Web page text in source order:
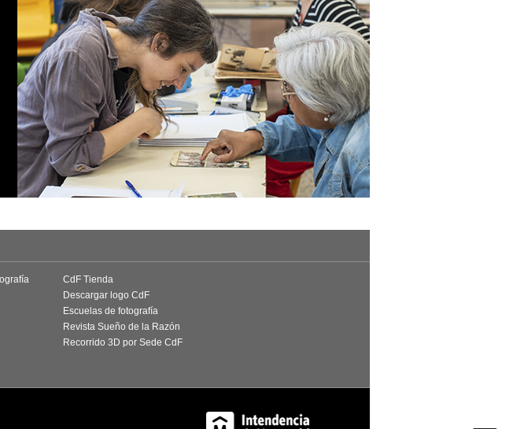
CdF Tienda
Descargar logo CdF
Escuelas de fotografía
Revista Sueño de la Razón
Recorrido 3D por Sede CdF